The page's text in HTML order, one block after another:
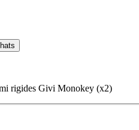
rigides Givi Monokey (x2)